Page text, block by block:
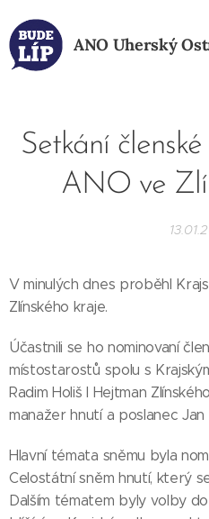
ANO Uherský
Setkání
ANO ve
V minulých dnes proběhl
Zlínského kraje.
Účastnili se ho nominovaní
místostarostů spolu s
Radim Holiš I Hejtman
manažer hnutí a poslanec Jan
Hlavní témata sněmu byla
Celostátní sněm hnutí, který
Dalším tématem byly volby